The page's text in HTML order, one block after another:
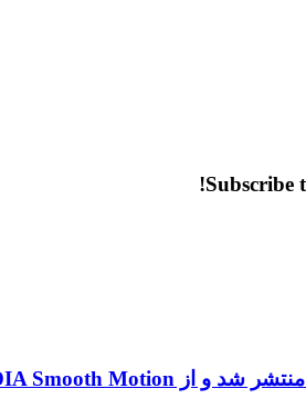
Subscribe